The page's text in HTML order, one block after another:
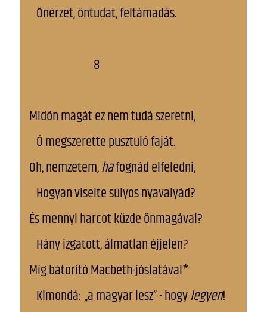
Önérzet, öntudat, feltámadás.
8
Midőn magát ez nem tudá szeretni,
Ő megszerette pusztuló faját.
Oh, nemzetem,hafognád elfeledni,
Hogyan viselte súlyos nyavalyád?
És mennyi harcot küzde önmagával?
Hány izgatott, álmatlan éjjelen?
Míg bátorító Macbeth-jóslatával*
Kimondá: „a magyar lesz” - hogylegyen!